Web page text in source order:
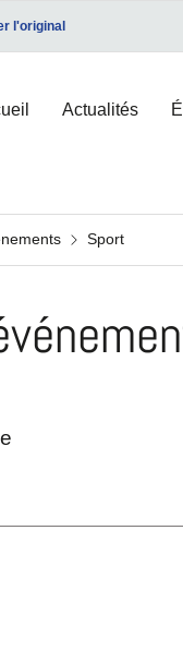
l'original
Actualités
et
et
et
Sport